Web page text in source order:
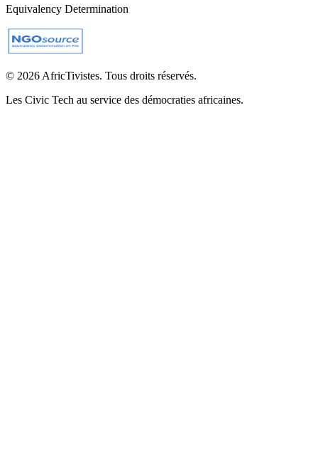
Equivalency Determination
© 2026 AfricTivistes. Tous droits réservés.
Les Civic Tech au service des démocraties africaines.